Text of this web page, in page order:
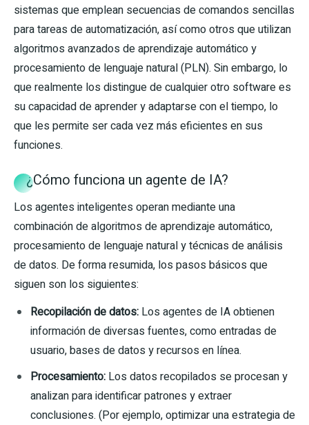
sistemas que emplean secuencias de comandos sencillas
para tareas de automatización, así como otros que utilizan
algoritmos avanzados de aprendizaje automático y
procesamiento de lenguaje natural (PLN). Sin embargo, lo
que realmente los distingue de cualquier otro software es
su capacidad de aprender y adaptarse con el tiempo, lo
que les permite ser cada vez más eficientes en sus
funciones.
¿Cómo funciona un agente de IA?
Los agentes inteligentes operan mediante una
combinación de algoritmos de aprendizaje automático,
procesamiento de lenguaje natural y técnicas de análisis
de datos. De forma resumida, los pasos básicos que
siguen son los siguientes:
Recopilación de datos: Los agentes de IA obtienen
información de diversas fuentes, como entradas de
usuario, bases de datos y recursos en línea.
Procesamiento: Los datos recopilados se procesan y
analizan para identificar patrones y extraer
conclusiones. (Por ejemplo, optimizar una estrategia de